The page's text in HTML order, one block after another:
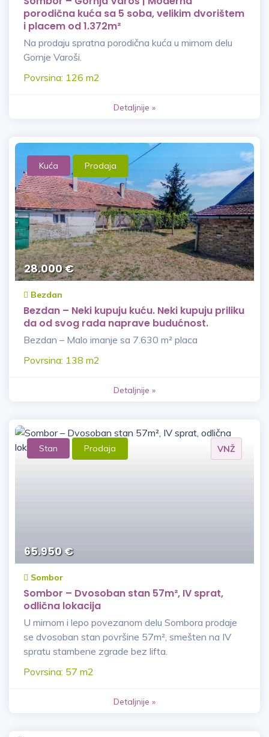
porodična kuća sa 5 soba, velikim dvorištem
i placem od 1.372m²
Na prodaju spratna porodična kuća u mirnom delu
Gornje Varoši.
Povrsina: 126 m2
Detaljnije »
Kuća Prodaja
28.000 €
Bezdan
Bezdan – Neki kupuju kuću. Neki kupuju priliku
da od svog rada naprave budućnost.
Bezdan – Malo imanje sa 7.630 m² placa
Povrsina: 138 m2
Detaljnije »
Stan Prodaja VNŽ
65.950 €
Sombor
Sombor – Dvosoban stan 57m², IV sprat,
odlična lokacija
U mirnom i lepo povezanom delu Sombora prodaje
se dvosoban stan površine 57m², smešten na IV
spratu stambene zgrade bez lifta.
Povrsina: 57 m2
Detaljnije »